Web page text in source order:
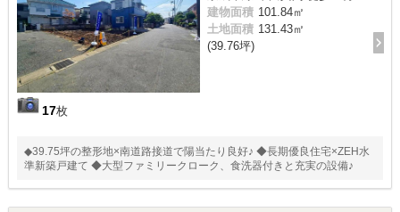
17枚
建物面積 101.84㎡
土地面積 131.43㎡
(39.76坪)
◆39.75坪の整形地×南道路接道で陽当たり良好♪ ◆長期優良住宅×ZEH水
準新築戸建て ◆大型ファミリークローク、食洗器付きと充実の設備♪